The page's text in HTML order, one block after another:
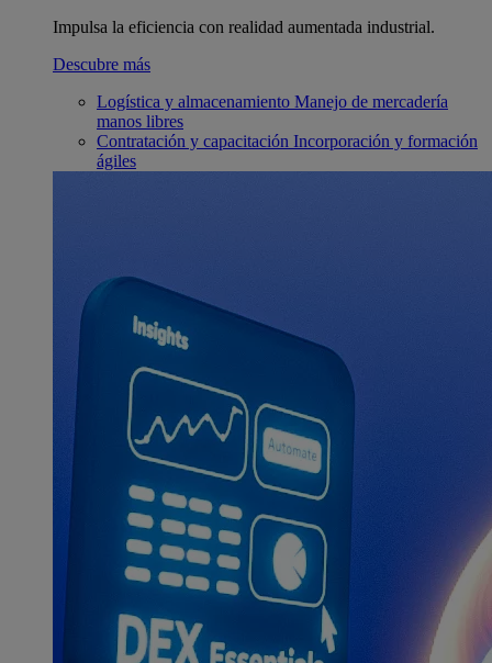
Impulsa la eficiencia con realidad aumentada industrial.
Descubre más
Logística y almacenamiento Manejo de mercadería
manos libres
Contratación y capacitación Incorporación y formación
ágiles